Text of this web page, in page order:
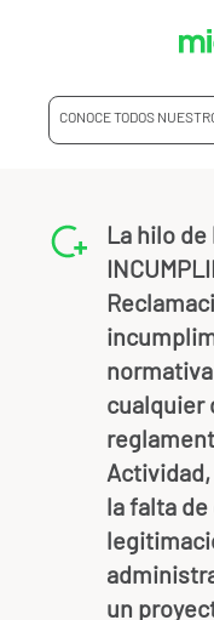
CONOCE TODOS
La hilo
cualquier
la falta
un